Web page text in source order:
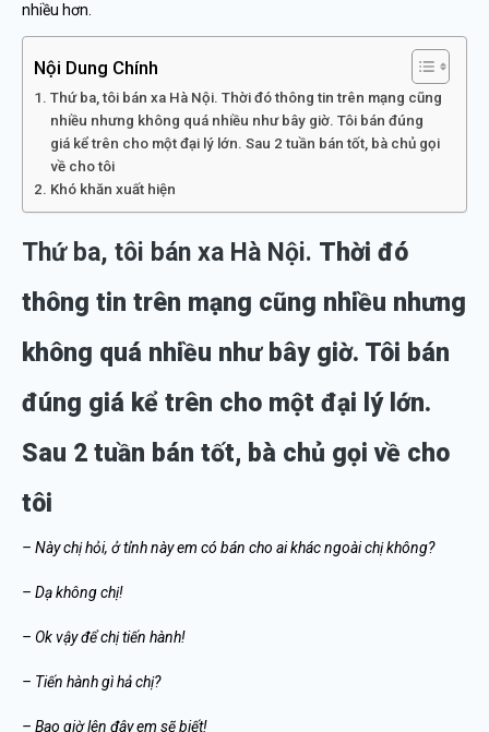
nhiều hơn.
Nội Dung Chính
Thứ ba, tôi bán xa Hà Nội. Thời đó thông tin trên mạng cũng
nhiều nhưng không quá nhiều như bây giờ. Tôi bán đúng
giá kể trên cho một đại lý lớn. Sau 2 tuần bán tốt, bà chủ gọi
về cho tôi
Khó khăn xuất hiện
Thứ ba, tôi bán xa Hà Nội. Thời đó
thông tin trên mạng cũng nhiều nhưng
không quá nhiều như bây giờ. Tôi bán
đúng giá kể trên cho một đại lý lớn.
Sau 2 tuần bán tốt, bà chủ gọi về cho
tôi
– Này chị hỏi, ở tỉnh này em có bán cho ai khác ngoài chị không?
– Dạ không chị!
– Ok vậy để chị tiến hành!
– Tiến hành gì hả chị?
– Bao giờ lên đây em sẽ biết!